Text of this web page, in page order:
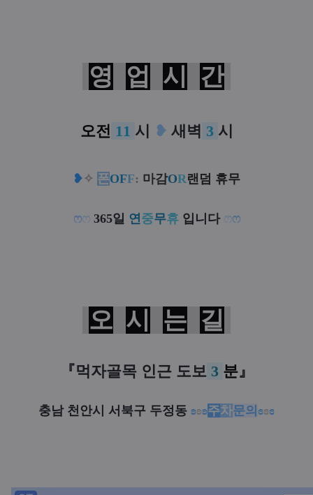
영 업 시 간
오전 11 시 ❥ 새벽 3 시
❥ ✧ 폰OFF: 마감OR랜덤 휴무
ෆෆ365일 연중무휴입니다 ෆෆ
오 시 는 길
『먹자골목 인근 도보3 분』
충남 천안시 서북구 두정동 ʚʚʚ주차문의 ɞɞɞ